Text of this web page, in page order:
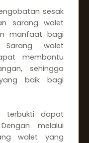
sesak
sarang walet
manfaat bagi
walet
membantu
sehingga
baik bagi
terbukti dapat
melalui
walet yang